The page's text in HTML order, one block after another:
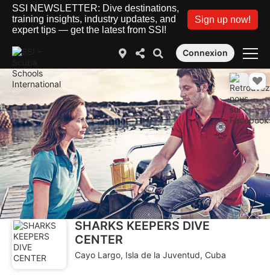
SSI NEWSLETTER: Dive destinations,
training insights, industry updates, and
expert tips — get the latest from SSI!
Sign up now!
Connexion
SHARKS KEEPERS DIVE
CENTER
Cayo Largo, Isla de la Juventud, Cuba